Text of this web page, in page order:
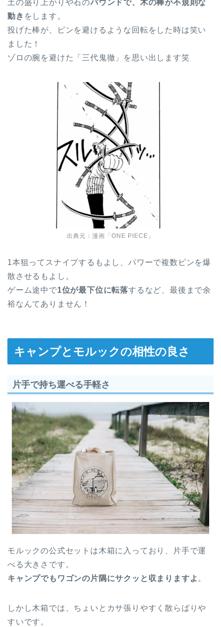
土の盛り上がりや石のバウンドで、木の棒が不規則な
動き をします。
投げた棒が、ピンを避けるような回転をした時は笑い
ました！
ゾロの腕を避けた「三代鬼徹」を思い出します笑
出典元：漫画「ONE PIECE」
1本狙ってスナイプするもよし、パワーで複数ピンを爆
散させるもよし。
ゲーム途中で1位が最下位に転落するなど、最後まで余
裕なんてありません！
キャンプとモルックの相性の良さ
片手で持ち運べる手軽さ
モルックの公式セットは木箱に入っており、片手で運
べる大きさです。
キャンプでもワゴンの片隅にサクッと収まりますよ 。
しかし木箱では、ちょいとカサ張りやすく散らばりや
すいです。